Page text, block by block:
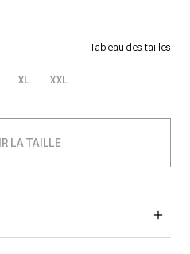
Tableau des tailles
XL XXL